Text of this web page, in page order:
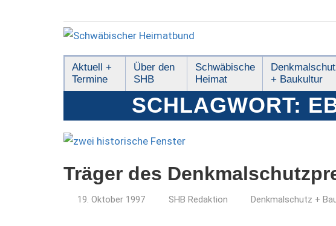
Schwäbischer
Heimatbund
Aktuell +
Termine
Über den
SHB
Schwäbische
Heimat
+ Baukultur
SCHLAGWORT:
Träger des
19. Oktober 1997 SHB Redaktion Denkmalschutz +